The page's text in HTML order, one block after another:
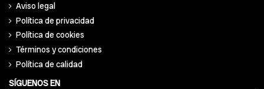
Aviso legal
Política de privacidad
Política de cookies
Términos y condiciones
Política de calidad
SÍGUENOS EN